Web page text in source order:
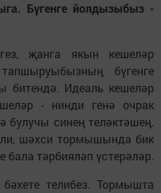
Бүгенге йолдызыбыз -
җанга якын кешеләр
бүгенге
битендә. Идеаль кешеләр
- нинди генә очрак
булучы синең теләктәшең.
шәхси тормышында бик
бала тәрбияләп үстерәләр.
телибез. Тормышта